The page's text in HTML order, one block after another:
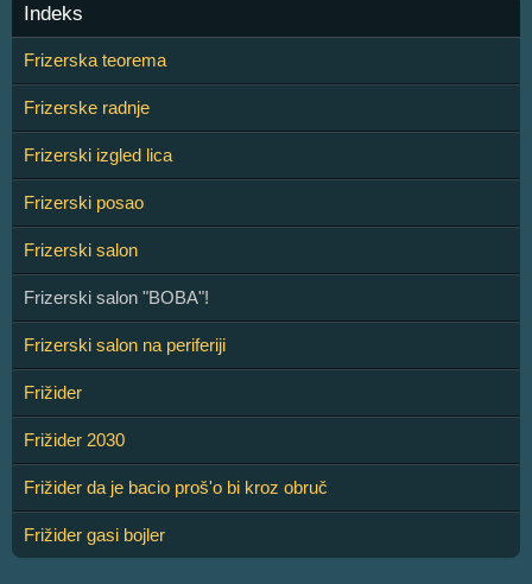
Indeks
Frizerska teorema
Frizerske radnje
Frizerski izgled lica
Frizerski posao
Frizerski salon
Frizerski salon "BOBA"!
Frizerski salon na periferiji
Frižider
Frižider 2030
Frižider da je bacio proš'o bi kroz obruč
Frižider gasi bojler